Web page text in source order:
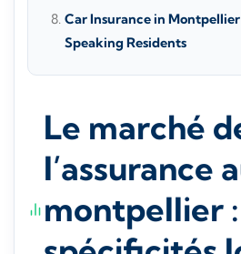
Car Insurance in
Speaking Residents
Le marché
l’assurance
montpellier :